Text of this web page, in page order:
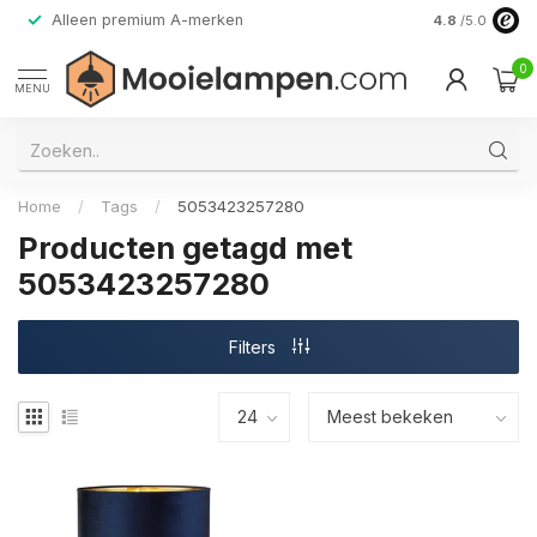
Alleen premium A-merken 4.8 /5.0
MENU
0
Home / Tags / 5053423257280
Producten getagd met
5053423257280
Filters